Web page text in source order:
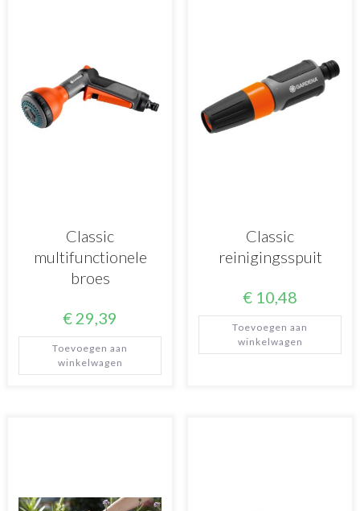
Classic
multifunctionele
broes
€ 29,39
Toevoegen aan
winkelwagen
Classic
reinigingsspuit
€ 10,48
Toevoegen aan
winkelwagen